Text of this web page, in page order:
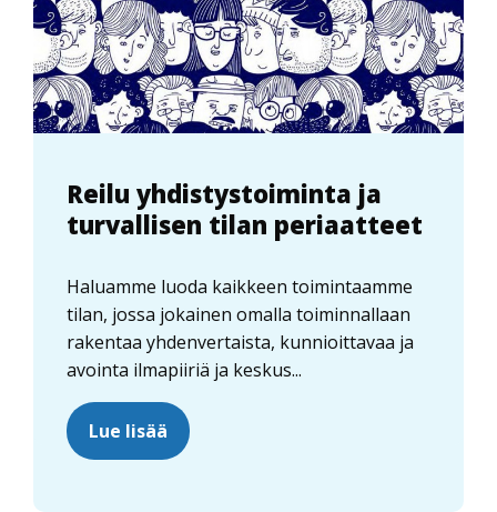
Reilu yhdistystoiminta ja
turvallisen tilan periaatteet
Haluamme luoda kaikkeen toimintaamme
tilan, jossa jokainen omalla toiminnallaan
rakentaa yhdenvertaista, kunnioittavaa ja
avointa ilmapiiriä ja keskus...
Lue lisää